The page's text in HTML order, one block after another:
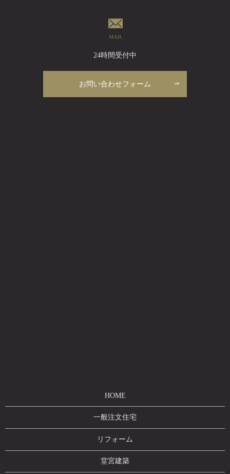
24時間受付中
お問い合わせフォーム
HOME
一般注文住宅
リフォーム
堂宮建築